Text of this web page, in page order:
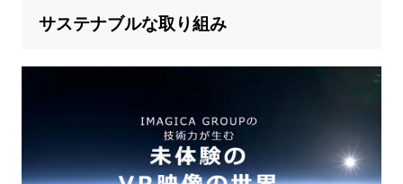
サステナブルな取り組み